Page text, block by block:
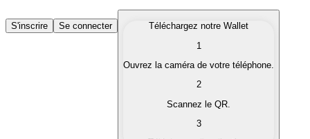
Acheter des Cryptomonnaies
Achetez les cryptomonnaies qui vous intéressent
Convertissez vos cryptomonnaies en monnaie
S'inscrire Se connecter
Téléchargez notre Wallet
1
Ouvrez la caméra de votre téléphone.
2
Scannez le QR.
3